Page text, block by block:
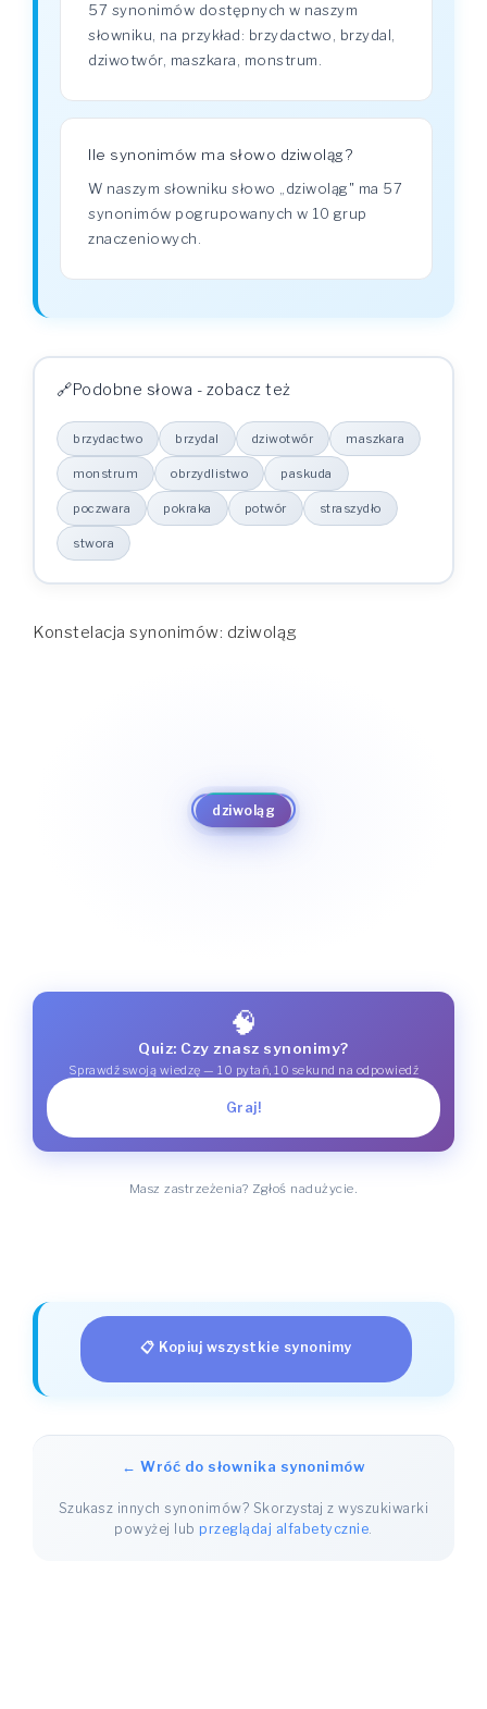
57 synonimów dostępnych w naszym
słowniku, na przykład: brzydactwo, brzydal,
dziwotwór, maszkara, monstrum.
Ile synonimów ma słowo dziwoląg?
W naszym słowniku słowo „dziwoląg" ma 57
synonimów pogrupowanych w 10 grup
znaczeniowych.
Podobne słowa - zobacz też
brzydactwo brzydal dziwotwór maszkara
monstrum obrzydlistwo paskuda
poczwara pokraka potwór straszydło
stwora
Konstelacja synonimów: dziwoląg
dziwoląg
brzydactwo
brzydal
dziwotwór
maszkara
monstrum
obrzydlistwo
paskuda
poczwara
pokraka
potwór
straszydło
stwora
🧠
Quiz: Czy znasz synonimy?
Sprawdź swoją wiedzę — 10 pytań, 10 sekund na odpowiedź
Graj!
Masz zastrzeżenia? Zgłoś nadużycie.
📋 Kopiuj wszystkie synonimy
← Wróć do słownika synonimów
Szukasz innych synonimów? Skorzystaj z wyszukiwarki
powyżej lubprzeglądaj alfabetycznie